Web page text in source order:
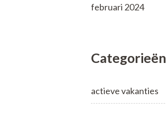
februari 2024
Categorieën
actieve vakanties